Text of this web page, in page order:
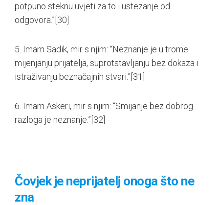
potpuno steknu uvjeti za to i ustezanje od
odgovora.”[30]
5. Imam Sadik, mir s njim: “Neznanje je u trome:
mijenjanju prijatelja, suprotstavljanju bez dokaza i
istraživanju beznačajnih stvari.”[31]
6. Imam Askeri, mir s njim: “Smijanje bez dobrog
razloga je neznanje.”[32]
Čovjek je neprijatelj onoga što ne
zna